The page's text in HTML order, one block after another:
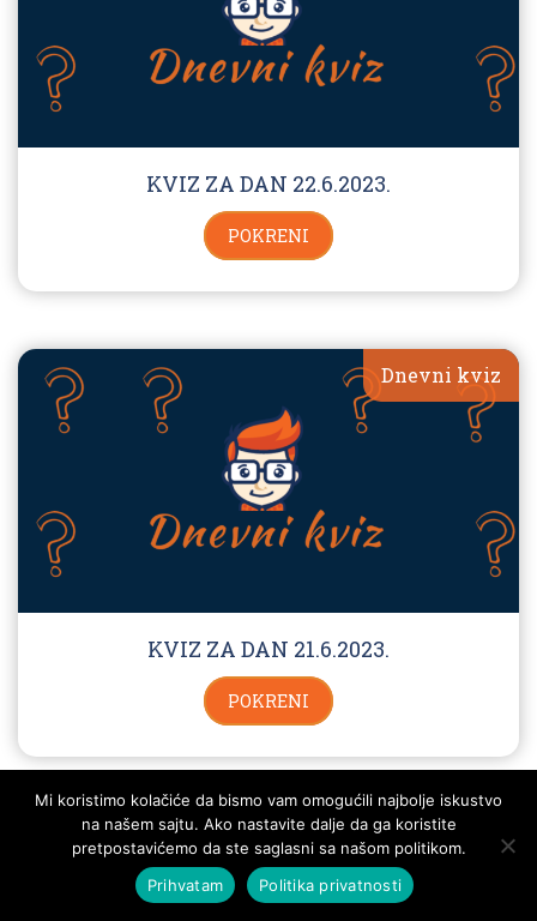
KVIZ ZA DAN 22.6.2023.
POKRENI
Dnevni kviz
KVIZ ZA DAN 21.6.2023.
POKRENI
Dnevni kviz
Mi koristimo kolačiće da bismo vam omogućili najbolje iskustvo
na našem sajtu. Ako nastavite dalje da ga koristite
pretpostavićemo da ste saglasni sa našom politikom.
Prihvatam
Politika privatnosti